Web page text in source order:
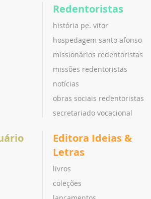
Redentoristas
história pe. vitor
hospedagem santo afonso
missionários redentoristas
missões redentoristas
notícias
obras sociais redentoristas
secretariado vocacional
Editora Ideias &
Letras
livros
coleções